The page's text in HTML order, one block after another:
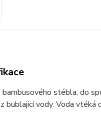
stébla, do
bublající vody. Voda